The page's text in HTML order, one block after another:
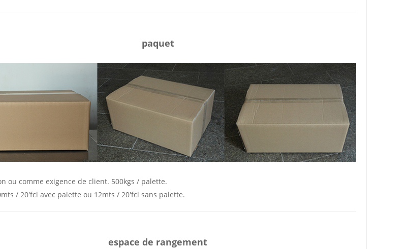
paquet
ou comme exigence de client. 500kgs / palette.
/ 20'fcl avec palette ou 12mts / 20'fcl sans palette.
espace de rangement